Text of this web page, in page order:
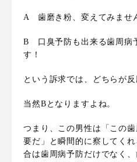
A 歯磨き粉、変えてみませ
B 口臭予防も出来る歯周病
す！
という訴求では、どちらが
当然Bとなりますよね。
つまり、この男性は「この
要だ」と瞬間的に察してく
合は歯周病予防だけでなく